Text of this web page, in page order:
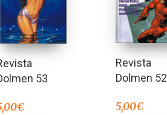
53
€
Revista
Dolmen 52
5,00€